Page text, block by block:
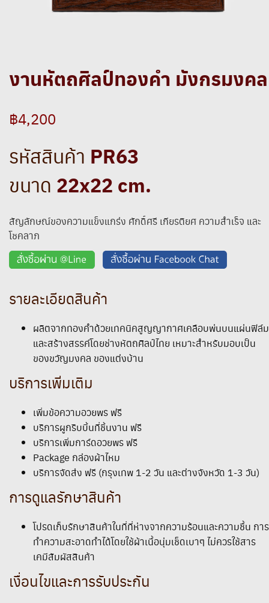
งานหัตถศิลป์ทองคำ มังกรมงคล
฿4,200
รหัสสินค้า PR63
ขนาด 22x22 cm.
สัญลักษณ์ของความแข็งแกร่ง ศักดิ์ศรี เกียรติยศ ความสำเร็จ และ
โชคลาภ
รายละเอียดสินค้า
ผลิตจากทองคำด้วยเทคนิคสูญญากาศเคลือบพ่นบนแผ่นฟิล์ม
และสร้างสรรค์โดยช่างหัตถศิลป์ไทย เหมาะสำหรับมอบเป็น
ของขวัญมงคล ของแต่งบ้าน
บริการเพิ่มเติม
เพิ่มข้อความอวยพร ฟรี
บริการผูกริบบิ้นที่ชิ้นงาน ฟรี
บริการเพิ่มการ์ดอวยพร ฟรี
Package กล่องผ้าไหม
บริการจัดส่ง ฟรี (กรุงเทพ 1-2 วัน และต่างจังหวัด 1-3 วัน)
การดูแลรักษาสินค้า
โปรดเก็บรักษาสินค้าในที่ที่ห่างจากความร้อนและความชื้น การ
ทำความสะอาดทำได้โดยใช้ผ้าเนื้อนุ่มเช็ดเบาๆ ไม่ควรใช้สาร
เคมีสัมผัสสินค้า
เงื่อนไขและการรับประกัน